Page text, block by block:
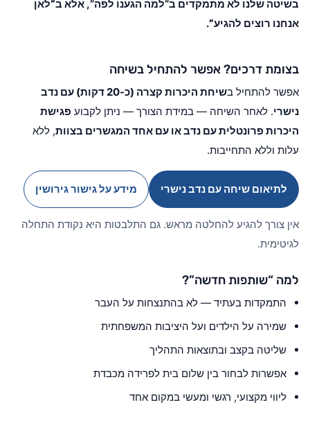
בשיטה שלנו לא מתמקדים ב“למה הגענו לפה”, אלא ב“לאן
אנחנו רוצים להגיע”.
בצומת דרכים? אפשר להתחיל בשיחה
אפשר להתחיל ב
שיחת היכרות קצרה (כ-20 דקות) עם נדב
נישרי. לאחר השיחה — במידת הצורך — ניתן לקבוע פגישת
היכרות פרונטלית עם נדב או עם אחד המגשרים בצוות, ללא
עלות וללא התחייבות.
לתיאום שיחה עם נדב נישרי מידע על גישור גירושין
אין צורך להגיע להחלטה מראש. גם התלבטות היא נקודת התחלה
לגיטימית.
למה “שותפות חדשה”?
התמקדות בעתיד — לא בהתנצחות על העבר
שמירה על הילדים ועל היציבות המשפחתית
שליטה בקצב ובתוצאות התהליך
אפשרות לבחור בין שלום בית לפרידה מכבדת
ליווי מקצועי, רגשי ומעשי במקום אחד